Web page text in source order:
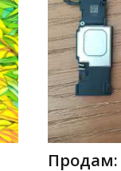
Продам: